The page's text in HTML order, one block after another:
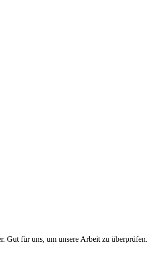
Gut für uns, um unsere Arbeit zu überprüfen.